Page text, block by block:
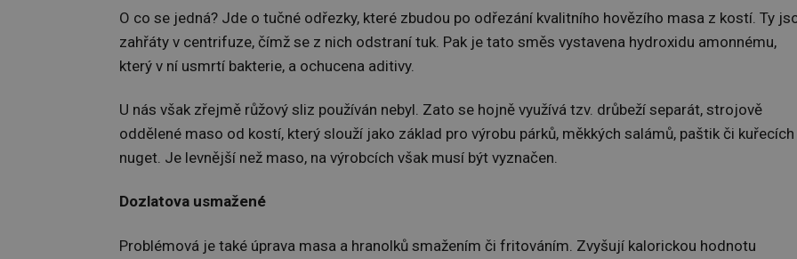
O co se jedná? Jde o tučné odřezky, které zbudou po odřezání kvalitního hovězího masa z kostí. Ty
zahřáty v centrifuze, čímž se z nich odstraní tuk. Pak je tato směs vystavena hydroxidu amonnému,
který v ní usmrtí bakterie, a ochucena aditivy.
U nás však zřejmě růžový sliz používán nebyl. Zato se hojně využívá tzv. drůbeží separát, strojově
oddělené maso od kostí, který slouží jako základ pro výrobu párků, měkkých salámů, paštik či kuřecích
nuget. Je levnější než maso, na výrobcích však musí být vyznačen.
Dozlatova usmažené
Problémová je také úprava masa a hranolků smažením či fritováním. Zvyšují kalorickou hodnotu